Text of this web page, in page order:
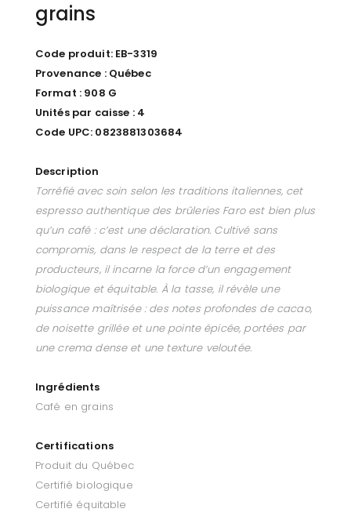
grains
Code produit: EB-3319
Provenance : Québec
Format : 908 G
Unités par caisse : 4
Code UPC: 0823881303684
Description
Torréfié avec soin selon les traditions italiennes, cet
espresso authentique des brûleries Faro est bien plus
qu’un café : c’est une déclaration. Cultivé sans
compromis, dans le respect de la terre et des
producteurs, il incarne la force d’un engagement
biologique et équitable. À la tasse, il révèle une
puissance maîtrisée : des notes profondes de cacao,
de noisette grillée et une pointe épicée, portées par
une crema dense et une texture veloutée.
Ingrédients
Café en grains
Certifications
Produit du Québec
Certifié biologique
Certifié équitable